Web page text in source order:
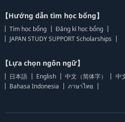
【Hướng dẫn tìm học bổng】
Tìm học bổng
Đăng kí học bổng
JAPAN STUDY SUPPORT Scholarships
【Lựa chọn ngôn ngữ】
日本語 English 中文（简体字） 中
Bahasa Indonesia
ภาษาไทย